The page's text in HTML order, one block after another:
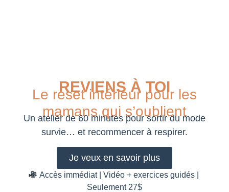
REVIENS À TOI
Le reset intérieur pour les
mamans qui s’oublient
Un atelier de 60 minutes pour sortir du mode
survie… et recommencer à respirer.
Je veux en savoir plus
Accès immédiat | Vidéo + exercices guidés |
Seulement 27$